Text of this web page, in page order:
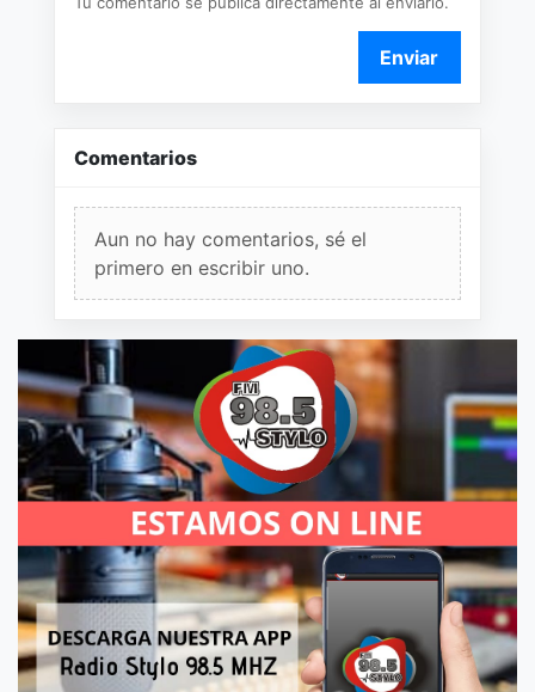
Enviar
Comentarios
Aun no hay comentarios, sé el
primero en escribir uno.